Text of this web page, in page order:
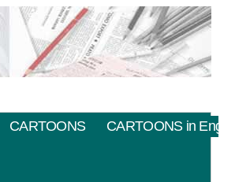
CARTOONS CARTOONS in English